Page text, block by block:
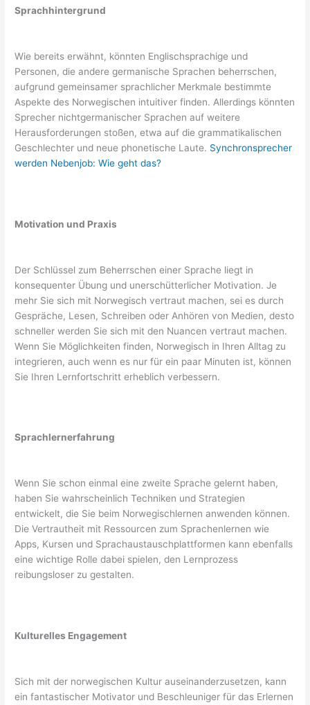
Sprachhintergrund
Wie bereits erwähnt, könnten Englischsprachige und
Personen, die andere germanische Sprachen beherrschen,
aufgrund gemeinsamer sprachlicher Merkmale bestimmte
Aspekte des Norwegischen intuitiver finden. Allerdings könnten
Sprecher nichtgermanischer Sprachen auf weitere
Herausforderungen stoßen, etwa auf die grammatikalischen
Geschlechter und neue phonetische Laute. Synchronsprecher
werden Nebenjob: Wie geht das?
Motivation und Praxis
Der Schlüssel zum Beherrschen einer Sprache liegt in
konsequenter Übung und unerschütterlicher Motivation. Je
mehr Sie sich mit Norwegisch vertraut machen, sei es durch
Gespräche, Lesen, Schreiben oder Anhören von Medien, desto
schneller werden Sie sich mit den Nuancen vertraut machen.
Wenn Sie Möglichkeiten finden, Norwegisch in Ihren Alltag zu
integrieren, auch wenn es nur für ein paar Minuten ist, können
Sie Ihren Lernfortschritt erheblich verbessern.
Sprachlernerfahrung
Wenn Sie schon einmal eine zweite Sprache gelernt haben,
haben Sie wahrscheinlich Techniken und Strategien
entwickelt, die Sie beim Norwegischlernen anwenden können.
Die Vertrautheit mit Ressourcen zum Sprachenlernen wie
Apps, Kursen und Sprachaustauschplattformen kann ebenfalls
eine wichtige Rolle dabei spielen, den Lernprozess
reibungsloser zu gestalten.
Kulturelles Engagement
Sich mit der norwegischen Kultur auseinanderzusetzen, kann
ein fantastischer Motivator und Beschleuniger für das Erlernen